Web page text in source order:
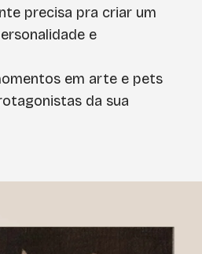
precisa pra criar um
e
em arte e pets
da sua